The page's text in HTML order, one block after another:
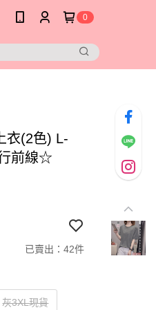
0
衣(2色) L-
前線☆
已賣出：42件
灰3XL現貨